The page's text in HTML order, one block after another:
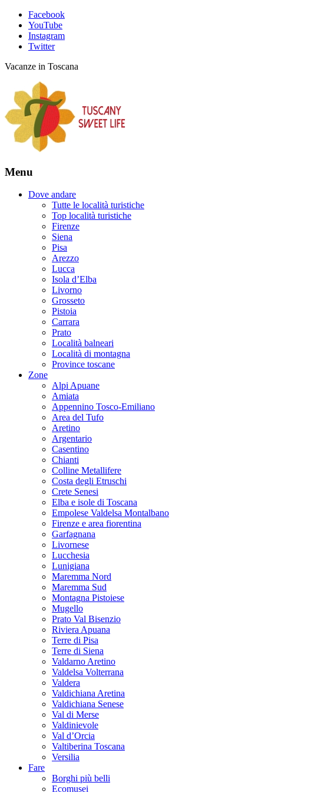
Facebook
YouTube
Instagram
Twitter
Vacanze in Toscana
Menu
Dove andare
Tutte le località turistiche
Top località turistiche
Firenze
Siena
Pisa
Arezzo
Lucca
Isola d’Elba
Livorno
Grosseto
Pistoia
Carrara
Prato
Località balneari
Località di montagna
Province toscane
Zone
Alpi Apuane
Amiata
Appennino Tosco-Emiliano
Area del Tufo
Aretino
Argentario
Casentino
Chianti
Colline Metallifere
Costa degli Etruschi
Crete Senesi
Elba e isole di Toscana
Empolese Valdelsa Montalbano
Firenze e area fiorentina
Garfagnana
Livornese
Lucchesia
Lunigiana
Maremma Nord
Maremma Sud
Montagna Pistoiese
Mugello
Prato Val Bisenzio
Riviera Apuana
Terre di Pisa
Terre di Siena
Valdarno Aretino
Valdelsa Volterrana
Valdera
Valdichiana Aretina
Valdichiana Senese
Val di Merse
Valdinievole
Val d’Orcia
Valtiberina Toscana
Versilia
Fare
Borghi più belli
Ecomusei